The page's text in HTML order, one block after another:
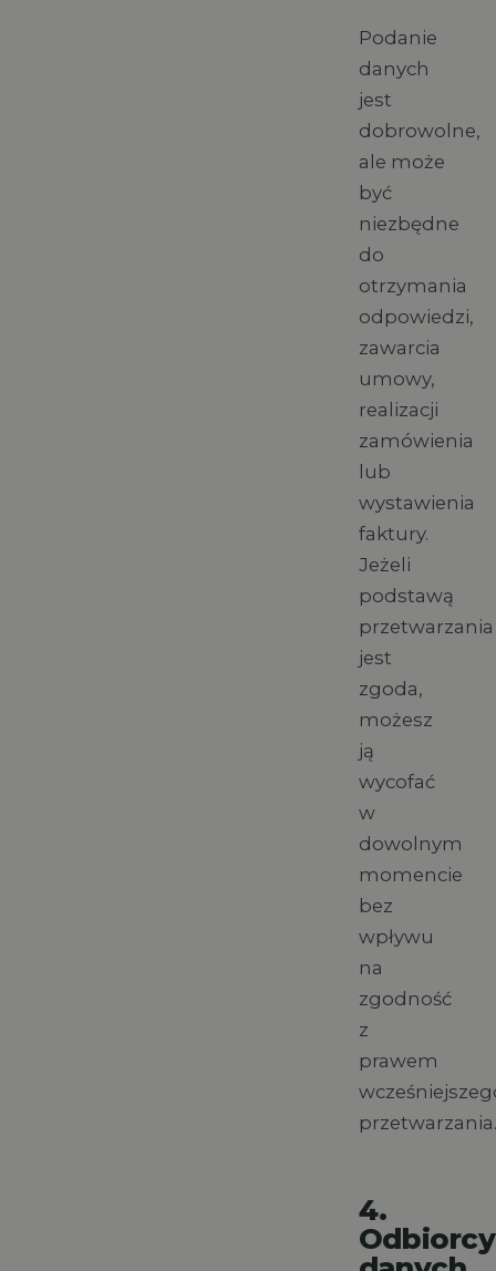
Podanie
danych
jest
dobrowolne,
ale może
być
niezbędne
do
otrzymania
odpowiedzi,
zawarcia
umowy,
realizacji
zamówienia
lub
wystawienia
faktury.
Jeżeli
podstawą
przetwarzania
jest
zgoda,
możesz
ją
wycofać
w
dowolnym
momencie
bez
wpływu
na
zgodność
z
prawem
przetwarzania.
4.
Odbiorcy